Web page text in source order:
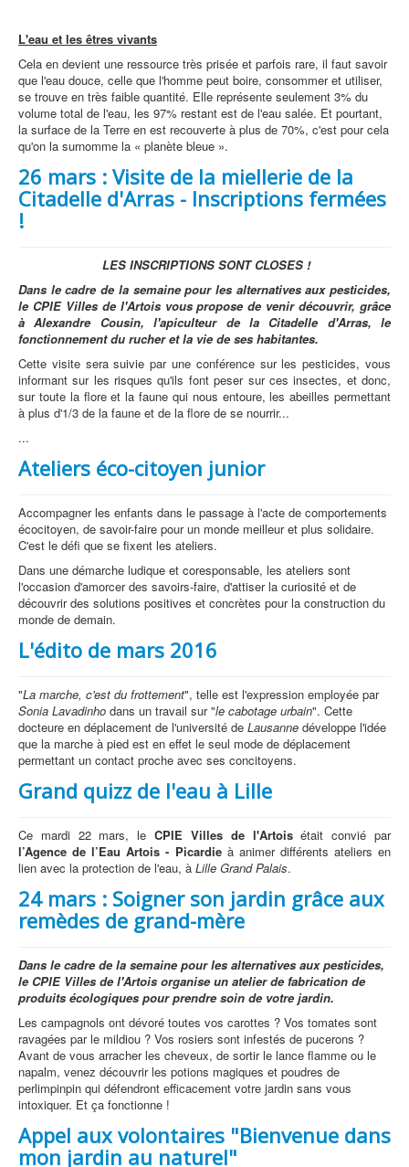
L'eau et les êtres vivants
Cela en devient une ressource très prisée et parfois rare, il faut savoir
que l'eau douce, celle que l'homme peut boire, consommer et utiliser,
se trouve en très faible quantité. Elle représente seulement 3% du
volume total de l'eau, les 97% restant est de l'eau salée. Et pourtant,
la surface de la Terre en est recouverte à plus de 70%, c'est pour cela
qu'on la surnomme la « planète bleue ».
26 mars : Visite de la miellerie de la
Citadelle d'Arras - Inscriptions fermées
!
LES INSCRIPTIONS SONT CLOSES !
Dans le cadre de la semaine pour les alternatives aux pesticides,
le CPIE Villes de l'Artois vous propose de venir découvrir, grâce
à Alexandre Cousin, l'apiculteur de la Citadelle d'Arras, le
fonctionnement du rucher et la vie de ses habitantes.
Cette visite sera suivie par une conférence sur les pesticides, vous
informant sur les risques qu'ils font peser sur ces insectes, et donc,
sur toute la flore et la faune qui nous entoure, les abeilles permettant
à plus d'1/3 de la faune et de la flore de se nourrir...
...
Ateliers éco-citoyen junior
Accompagner les enfants dans le passage à l'acte de comportements
écocitoyen, de savoir-faire pour un monde meilleur et plus solidaire.
C'est le défi que se fixent les ateliers.
Dans une démarche ludique et coresponsable, les ateliers sont
l'occasion d'amorcer des savoirs-faire, d'attiser la curiosité et de
découvrir des solutions positives et concrètes pour la construction du
monde de demain.
L'édito de mars 2016
"La marche, c'est du frottement", telle est l'expression employée par
Sonia Lavadinho dans un travail sur "le cabotage urbain". Cette
docteure en déplacement de l'université de Lausanne développe l'idée
que la marche à pied est en effet le seul mode de déplacement
permettant un contact proche avec ses concitoyens.
Grand quizz de l'eau à Lille
Ce mardi 22 mars, leCPIE Villes de l'Artoisétait convié par
l’Agence de l’Eau Artois - Picardieà animer différents ateliers en
lien avec la protection de l'eau, à Lille Grand Palais.
24 mars : Soigner son jardin grâce aux
remèdes de grand-mère
Dans le cadre de la semaine pour les alternatives aux pesticides,
le CPIE Villes de l'Artois organise un atelier de fabrication de
produits écologiques pour prendre soin de votre jardin.
Les campagnols ont dévoré toutes vos carottes ? Vos tomates sont
ravagées par le mildiou ? Vos rosiers sont infestés de pucerons ?
Avant de vous arracher les cheveux, de sortir le lance flamme ou le
napalm, venez découvrir les potions magiques et poudres de
perlimpinpin qui défendront efficacement votre jardin sans vous
intoxiquer. Et ça fonctionne !
Appel aux volontaires "Bienvenue dans
mon jardin au naturel"